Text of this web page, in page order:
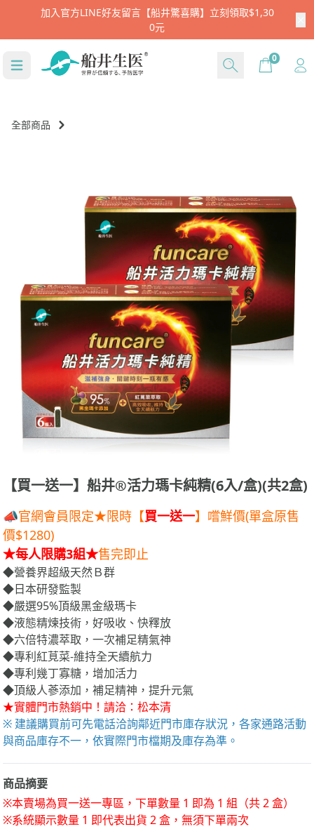
加入官方LINE好友留言【船井驚喜購】立刻領取$1,30
0元
Cart0
全部商品
【買一送一】船井®活力瑪卡純精(6入/盒)(共2盒)
📣官網會員限定★限時【買一送一】嚐鮮價(單盒原售
價$1280)
★每人限購3組★售完即止
◆營養界超級天然Ｂ群
◆日本研發監製
◆嚴選95%頂級黑金級瑪卡
◆液態精煉技術，好吸收、快釋放
◆六倍特濃萃取，一次補足精氣神
◆專利紅莧菜-維持全天續航力
◆專利幾丁寡糖，增加活力
◆頂級人蔘添加，補足精神，提升元氣
★實體門市熱銷中！請洽：松本清
※ 建議購買前可先電話洽詢鄰近門市庫存狀況，各家通路活動
與商品庫存不一，依實際門市檔期及庫存為準。
商品摘要
※本賣場為買一送一專區，下單數量 1 即為 1 組（共 2 盒）
※系統顯示數量 1 即代表出貨 2 盒，無須下單兩次